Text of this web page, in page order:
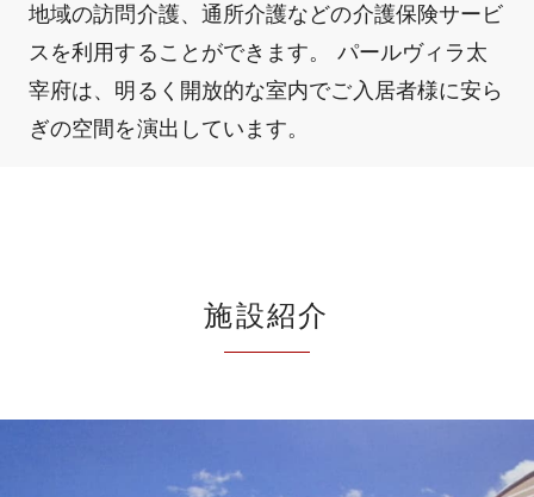
地域の訪問介護、通所介護などの介護保険サービ
スを利用することができます。 パールヴィラ太
宰府は、明るく開放的な室内でご入居者様に安ら
ぎの空間を演出しています。
施設紹介